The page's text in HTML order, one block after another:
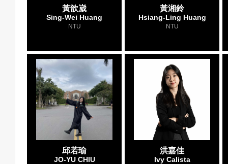
黃歆崴
Sing-Wei Huang
NTU
黃湘鈴
Hsiang-Ling Huang
NTU
邱若瑜
JO-YU CHIU
洪嘉佳
Ivy Calista